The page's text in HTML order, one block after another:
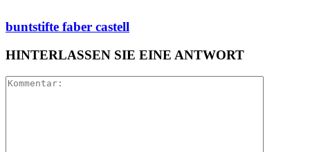
buntstifte faber castell
HINTERLASSEN SIE EINE ANTWORT